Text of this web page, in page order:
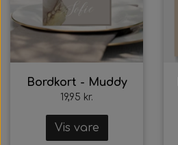
Bordkort - Muddy
19,95 kr.
Vis vare